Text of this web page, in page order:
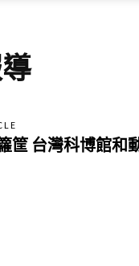
筐 台灣科博館和